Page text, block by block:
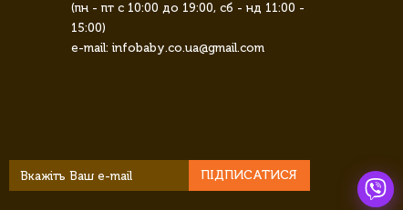
(пн - пт с 10:00 до 19:00, сб - нд 11:00 -
15:00)
e-mail: infobaby.co.ua@gmail.com
ПІДПИСАТИСЯ